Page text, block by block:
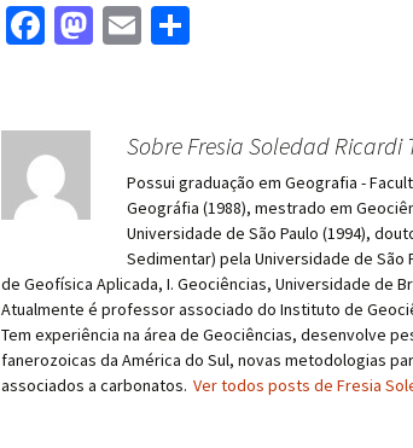
Fa
o
o
M E
l
e
Sobre Fresia Soledad Ricardi
Possui graduação em Geografia -
Geográfia (1988), mestrado em
Universidade de São Paulo (1994),
Sedimentar) pela Universidade de
de Geofísica Aplicada, I. Geociências, Universidade de
Atualmente é professor associado do Instituto de
Tem experiência na área de Geociências, desenvolve
fanerozoicas da América do Sul, novas metodologias
associados a carbonatos. Ver todos posts de Fresia